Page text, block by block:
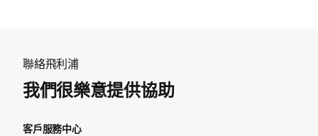
聯絡飛利浦
我們很樂意提供協助
客戶服務中心